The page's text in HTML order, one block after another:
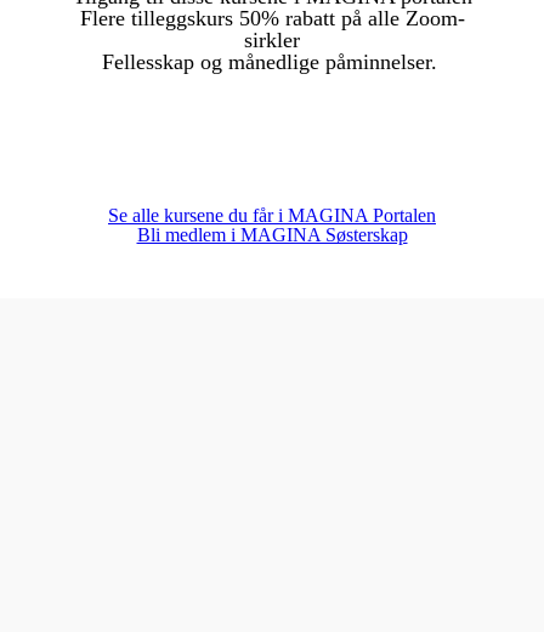
Flere tilleggskurs 50% rabatt på alle Zoom-
sirkler
Fellesskap og månedlige påminnelser.
Se alle kursene du får i MAGINA Portalen
Bli medlem i MAGINA Søsterskap